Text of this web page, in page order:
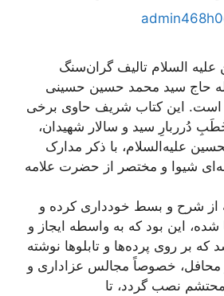
السلام تالیف گران‌سنگ
حاج سید محمد حسین حسینی
این کتاب شریف حاوی برخی
دُرربارِ سید و سالار شهیدان،
علیه‌السلام، با ذکر مدارک
شیوا و مختصر از حضرت علامه
از شرح و بسط خودداری کرده و
این بود كه به واسطه ايجاز و
كه بر روى پرده‏‌ها و تابلوها نوشته
خصوصاً مجالس عزاداری و
نصب گردد، تا